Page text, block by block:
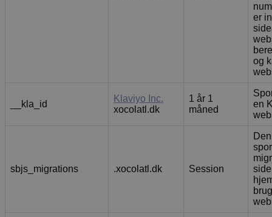
er
og
__kla_id
Klaviyo Inc.
xocolatl.dk
1 år 1
måned
en
sbjs_migrations .xocolatl.dk Session